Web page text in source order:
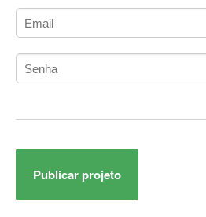
Administração Acadêmica
Administração de Artistas e Repertórios
Administração de Banco de Dados
Administração de Redes
Administrador de Sistemas
Adobe After Effects
Adobe AIR
Publicar projeto